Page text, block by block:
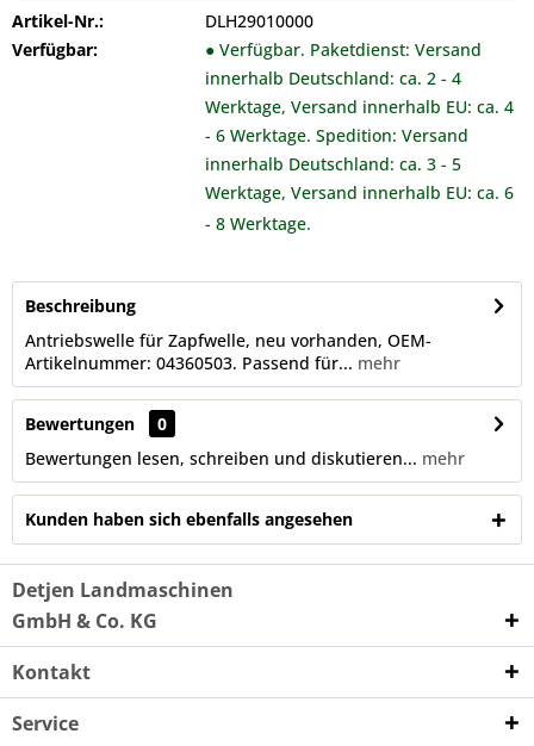
Artikel-Nr.:
DLH29010000
Verfügbar:
● Verfügbar. Paketdienst: Versand
innerhalb Deutschland: ca. 2 - 4
Werktage, Versand innerhalb EU: ca. 4
- 6 Werktage. Spedition: Versand
innerhalb Deutschland: ca. 3 - 5
Werktage, Versand innerhalb EU: ca. 6
- 8 Werktage.
Beschreibung
Antriebswelle für Zapfwelle, neu vorhanden, OEM-
Artikelnummer: 04360503. Passend für... mehr
Bewertungen
0
Bewertungen lesen, schreiben und diskutieren... mehr
Kunden haben sich ebenfalls angesehen
Detjen Landmaschinen
GmbH & Co. KG
Kontakt
Service